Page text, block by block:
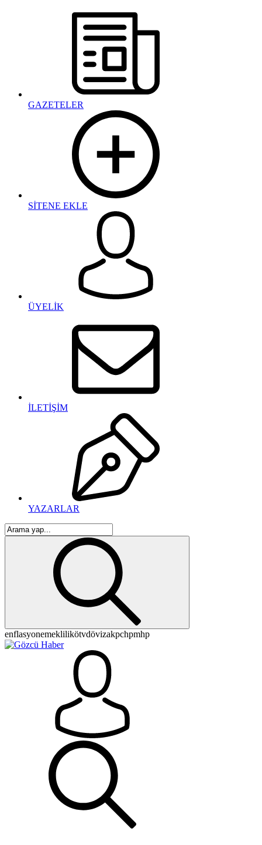
GAZETELER
SİTENE EKLE
ÜYELİK
İLETİŞİM
YAZARLAR
enflasyonemeklilikötvdövizakpchpmhp